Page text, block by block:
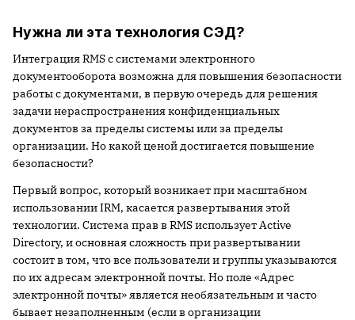
Нужна ли эта технология СЭД?
Интеграция RMS с системами электронного
документооборота возможна для повышения безопасности
работы с документами, в первую очередь для решения
задачи нераспространения конфиденциальных
документов за пределы системы или за пределы
организации. Но какой ценой достигается повышение
безопасности?
Первый вопрос, который возникает при масштабном
использовании IRM, касается развертывания этой
технологии. Система прав в RMS использует Active
Directory, и основная сложность при развертывании
состоит в том, что все пользователи и группы указываются
по их адресам электронной почты. Но поле «Адрес
электронной почты» является необязательным и часто
бывает незаполненным (если в организации